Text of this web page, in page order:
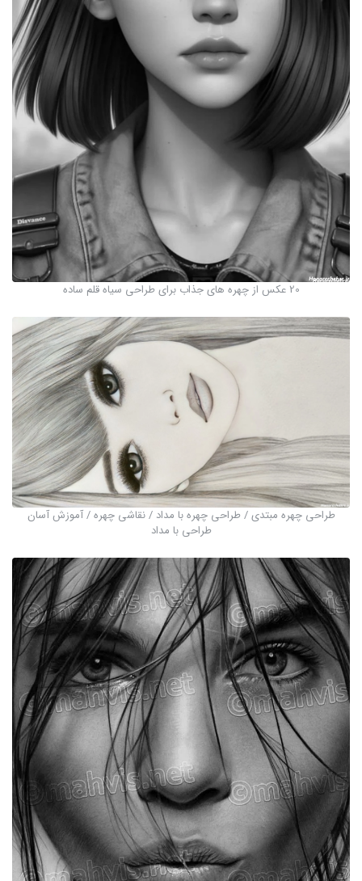
20 عکس از چهره های جذاب برای طراحی سیاه قلم ساده
طراحی چهره مبتدی / طراحی چهره با مداد / نقاشی چهره / آموزش آسان
طراحی با مداد